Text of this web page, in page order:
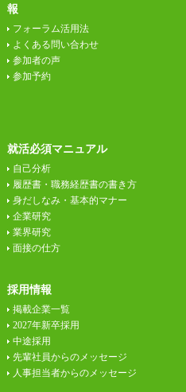
報
フォーラム活用法
よくある問い合わせ
参加者の声
参加予約
就活必須マニュアル
自己分析
履歴書・職務経歴書の書き方
身だしなみ・基本的マナー
企業研究
業界研究
面接の仕方
採用情報
掲載企業一覧
2027年新卒採用
中途採用
先輩社員からのメッセージ
人事担当者からのメッセージ